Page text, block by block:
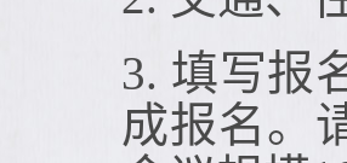
3. 填写报
成报名。